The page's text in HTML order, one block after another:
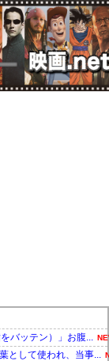
バッテン）」お腹...
として使われ、当事...